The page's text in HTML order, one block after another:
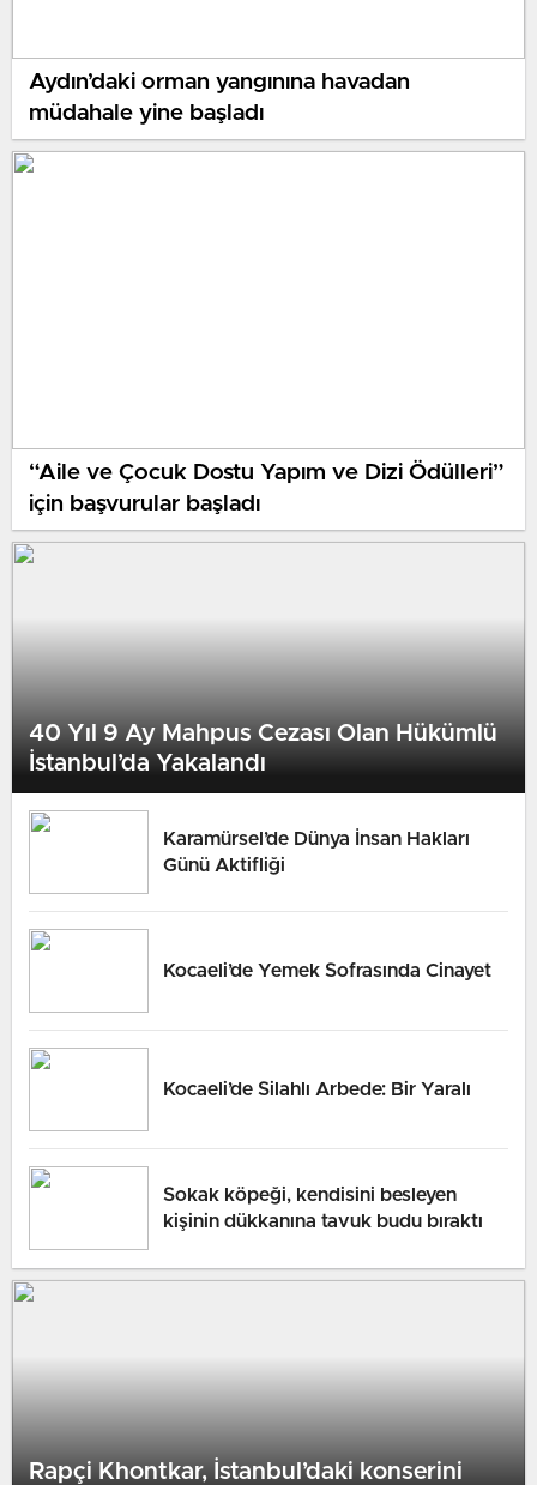
Aydın’daki orman yangınına havadan
müdahale yine başladı
“Aile ve Çocuk Dostu Yapım ve Dizi Ödülleri”
için başvurular başladı
40 Yıl 9 Ay Mahpus Cezası Olan Hükümlü
İstanbul’da Yakalandı
Karamürsel’de Dünya İnsan Hakları
Günü Aktifliği
Kocaeli’de Yemek Sofrasında Cinayet
Kocaeli’de Silahlı Arbede: Bir Yaralı
Sokak köpeği, kendisini besleyen
kişinin dükkanına tavuk budu bıraktı
Rapçi Khontkar, İstanbul’daki konserini